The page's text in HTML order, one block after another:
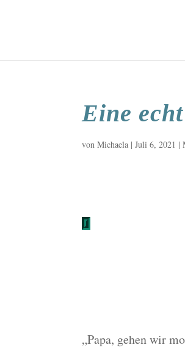
Eine
vonMichaela |Juli 6, 2021 |
„Papa, gehen wir